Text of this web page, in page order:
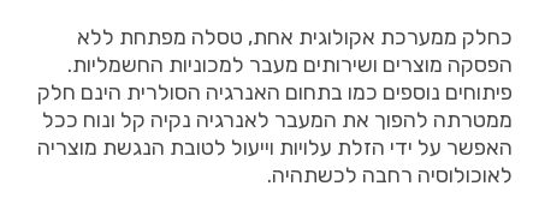
כחלק ממערכת אקולוגית אחת, טסלה מפתחת ללא
הפסקה מוצרים ושירותים מעבר למכוניות החשמליות.
פיתוחים נוספים כמו בתחום האנרגיה הסולרית הינם חלק
ממטרתה להפוך את המעבר לאנרגיה נקיה קל ונוח ככל
האפשר על ידי הזלת עלויות וייעול לטובת הנגשת מוצריה
לאוכולוסיה רחבה לכשתהיה.